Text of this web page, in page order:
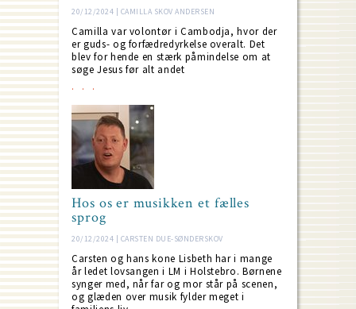
20/12/2024 | CAMILLA SKOV ANDERSEN
Camilla var volontør i Cambodja, hvor der
er guds- og forfædredyrkelse overalt. Det
blev for hende en stærk påmindelse om at
søge Jesus før alt andet
Hos os er musikken et fælles
sprog
20/12/2024 | CARSTEN DUE-SØNDERSKOV
Carsten og hans kone Lisbeth har i mange
år ledet lovsangen i LM i Holstebro. Børnene
synger med, når far og mor står på scenen,
og glæden over musik fylder meget i